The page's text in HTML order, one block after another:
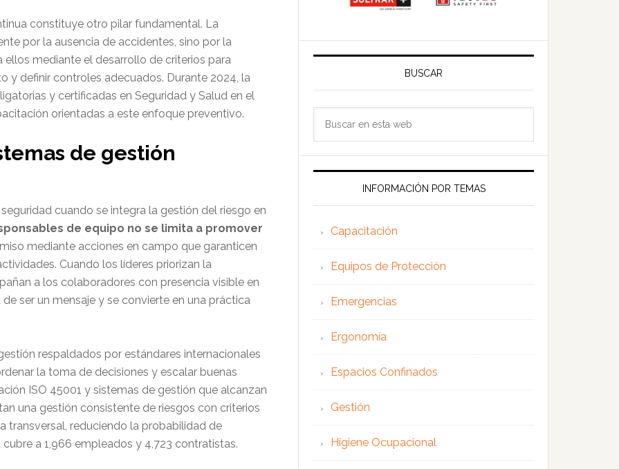
constituye otro pilar fundamental. La
por la ausencia de accidentes, sino por la
mediante el desarrollo de criterios para
y definir controles adecuados. Durante 2024, la
y certificadas en Seguridad y Salud en el
orientadas a este enfoque preventivo.
de gestión
cuando se integra la gestión del riesgo en
de equipo no se limita a promover
mediante acciones en campo que garanticen
Cuando los líderes priorizan la
a los colaboradores con presencia visible en
ser un mensaje y se convierte en una práctica
respaldados por estándares internacionales
la toma de decisiones y escalar buenas
ISO 45001 y sistemas de gestión que alcanzan
una gestión consistente de riesgos con criterios
transversal, reduciendo la probabilidad de
a 1,966 empleados y 4,723 contratistas.
BUSCAR
web
INFORMACIÓN POR TEMAS
Capacitación
Equipos de Protección
Emergencias
Ergonomía
Espacios Confinados
Gestión
Higiene Ocupacional